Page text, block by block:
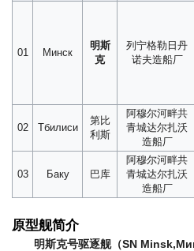
01 Минск
明斯
克
列宁格勒日丹
诺夫造船厂
02 Тбилиси
第比
利斯
阿穆尔河畔共
青城达尔扎沃
造船厂
03 Баку 巴库
阿穆尔河畔共
青城达尔扎沃
造船厂
原型舰简介
明斯克号驱逐舰（SN